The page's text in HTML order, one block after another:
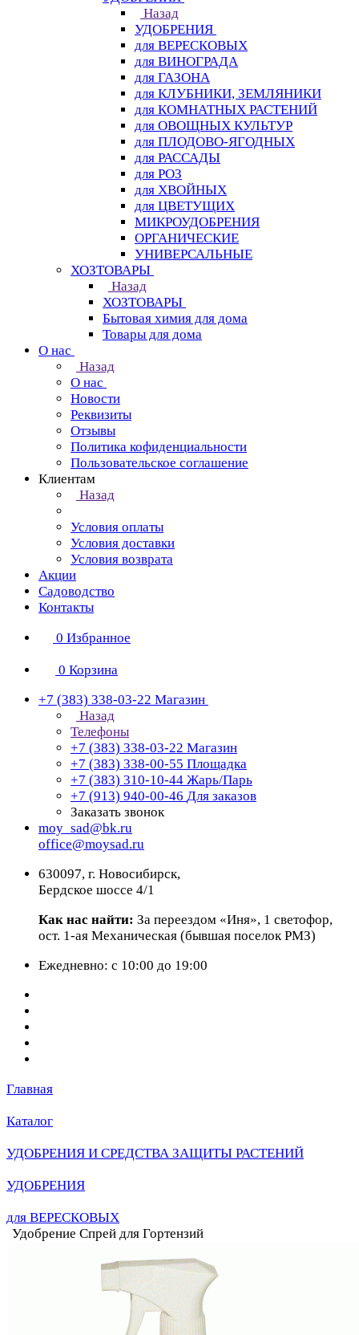
Назад
УДОБРЕНИЯ
для ВЕРЕСКОВЫХ
для ВИНОГРАДА
для ГАЗОНА
для КЛУБНИКИ, ЗЕМЛЯНИКИ
для КОМНАТНЫХ РАСТЕНИЙ
для ОВОЩНЫХ КУЛЬТУР
для ПЛОДОВО-ЯГОДНЫХ
для РАССАДЫ
для РОЗ
для ХВОЙНЫХ
для ЦВЕТУЩИХ
МИКРОУДОБРЕНИЯ
ОРГАНИЧЕСКИЕ
УНИВЕРСАЛЬНЫЕ
ХОЗТОВАРЫ
Назад
ХОЗТОВАРЫ
Бытовая химия для дома
Товары для дома
О нас
Назад
О нас
Новости
Реквизиты
Отзывы
Политика кофиденциальности
Пользовательское соглашение
Клиентам
Назад
Условия оплаты
Условия доставки
Условия возврата
Акции
Садоводство
Контакты
0 Избранное
0 Корзина
+7 (383) 338-03-22 Магазин
Назад
Телефоны
+7 (383) 338-03-22 Магазин
+7 (383) 338-00-55 Площадка
+7 (383) 310-10-44 Жарь/Парь
+7 (913) 940-00-46 Для заказов
Заказать звонок
moy_sad@bk.ru
office@moysad.ru
630097, г. Новосибирск,
Бердское шоссе 4/1
Как нас найти: За переездом «Иня», 1 светофор,
ост. 1-ая Механическая (бывшая поселок РМЗ)
Ежедневно: с 10:00 до 19:00
Главная
Каталог
УДОБРЕНИЯ И СРЕДСТВА ЗАЩИТЫ РАСТЕНИЙ
УДОБРЕНИЯ
для ВЕРЕСКОВЫХ
Удобрение Спрей для Гортензий